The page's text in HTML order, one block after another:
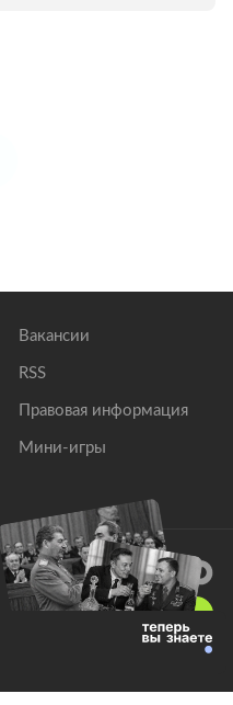
Вакансии
RSS
Правовая информация
Мини-игры
защищены.